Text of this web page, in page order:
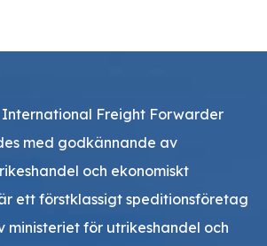
International Freight Forwarder
med godkännande av
och ekonomiskt
ett förstklassigt speditionsföretag
ministeriet för utrikeshandel och